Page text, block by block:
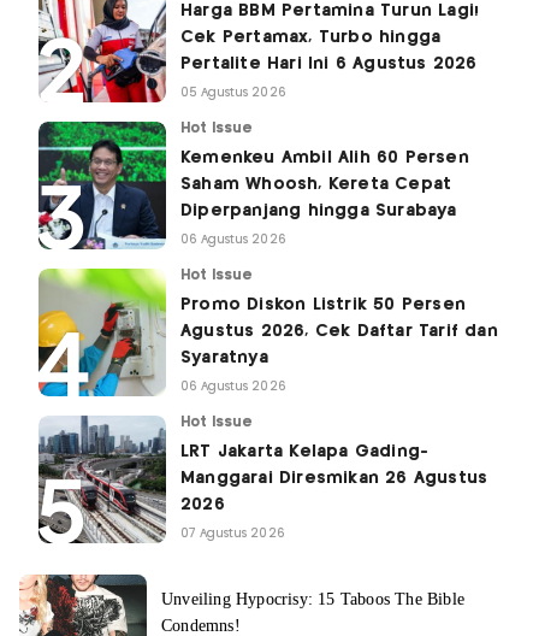
Harga BBM Pertamina Turun Lagi!
Cek Pertamax, Turbo hingga
Pertalite Hari Ini 6 Agustus 2026
05 Agustus 2026
Hot Issue
Kemenkeu Ambil Alih 60 Persen
Saham Whoosh, Kereta Cepat
Diperpanjang hingga Surabaya
06 Agustus 2026
Hot Issue
Promo Diskon Listrik 50 Persen
Agustus 2026, Cek Daftar Tarif dan
Syaratnya
06 Agustus 2026
Hot Issue
LRT Jakarta Kelapa Gading-
Manggarai Diresmikan 26 Agustus
2026
07 Agustus 2026